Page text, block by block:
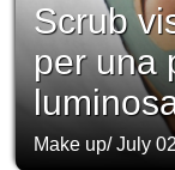
Scrub
per una
Make up/July